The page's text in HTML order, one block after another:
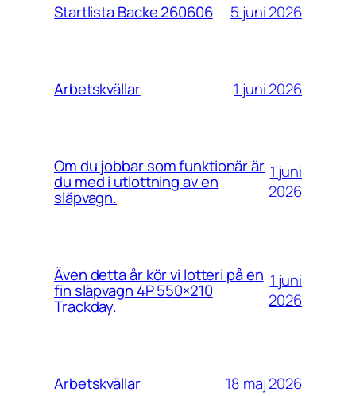
Startlista Backe 260606 5 juni 2026
Arbetskvällar 1 juni 2026
Om du jobbar som funktionär är
du med i utlottning av en
släpvagn.
1 juni
2026
Även detta år kör vi lotteri på en
fin släpvagn 4P 550×210
Trackday.
1 juni
2026
Arbetskvällar 18 maj 2026